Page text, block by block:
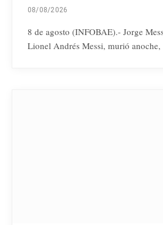
08/08/2026
8 de agosto (INFOBAE).- Jorge
Lionel Andrés Messi, murió